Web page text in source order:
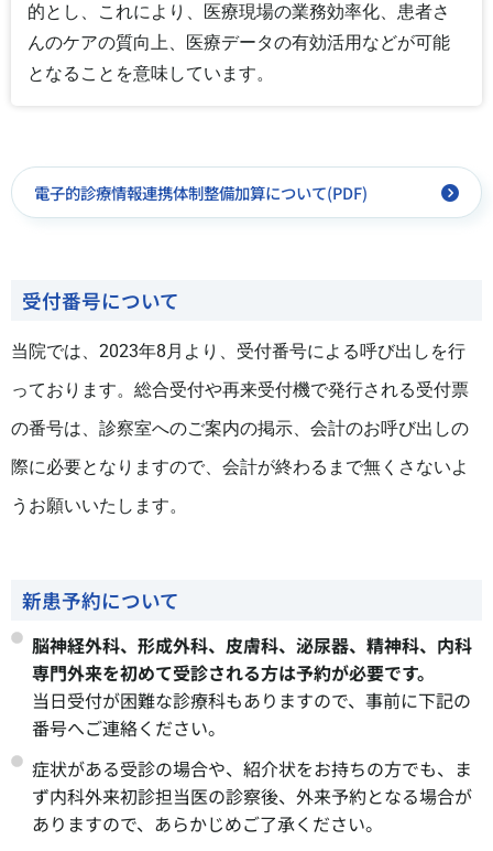
的とし、これにより、医療現場の業務効率化、患者さ
んのケアの質向上、医療データの有効活用などが可能
となることを意味しています。
電子的診療情報連携体制整備加算について(PDF)
受付番号について
当院では、2023年8月より、受付番号による呼び出しを行
っております。総合受付や再来受付機で発行される受付票
の番号は、診察室へのご案内の掲示、会計のお呼び出しの
際に必要となりますので、会計が終わるまで無くさないよ
うお願いいたします。
新患予約について
脳神経外科、形成外科、皮膚科、泌尿器、精神科、内科
専門外来を初めて受診される方は予約が必要です。
当日受付が困難な診療科もありますので、事前に下記の
番号へご連絡ください。
症状がある受診の場合や、紹介状をお持ちの方でも、ま
ず内科外来初診担当医の診察後、外来予約となる場合が
ありますので、あらかじめご了承ください。